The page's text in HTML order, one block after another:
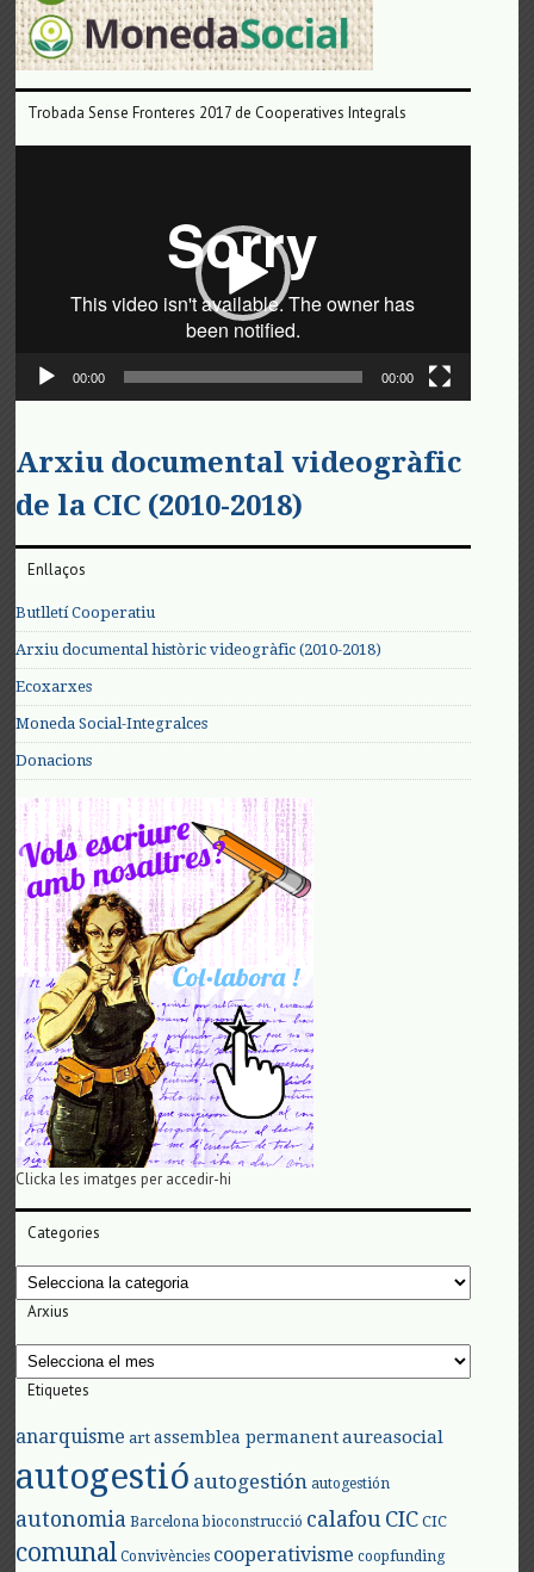
Trobada Sense Fronteres 2017 de Cooperatives Integrals
00:00 00:00
Arxiu documental videogràfic
de la CIC (2010-2018)
Enllaços
Butlletí Cooperatiu
Arxiu documental històric videogràfic (2010-2018)
Ecoxarxes
Moneda Social-Integralces
Donacions
Clicka les imatges per accedir-hi
Categories
Categories
Arxius
Arxius
Etiquetes
anarquisme art assemblea permanent aureasocial
autogestió autogestión autogestión
autonomia Barcelona bioconstrucció calafouCIC CIC
comunal Convivències cooperativisme coopfunding